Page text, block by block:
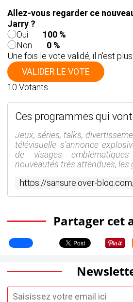
Allez-vous regarder ce
Jarry ?
Oui
100 %
Non
0 %
Une fois le vote validé, il n'est
VALIDER LE VOTE
10 Votants
Jeux, séries, talks,
télévisuelle s'annonce
de visages
nouveautés très attendues, les
Partager cet